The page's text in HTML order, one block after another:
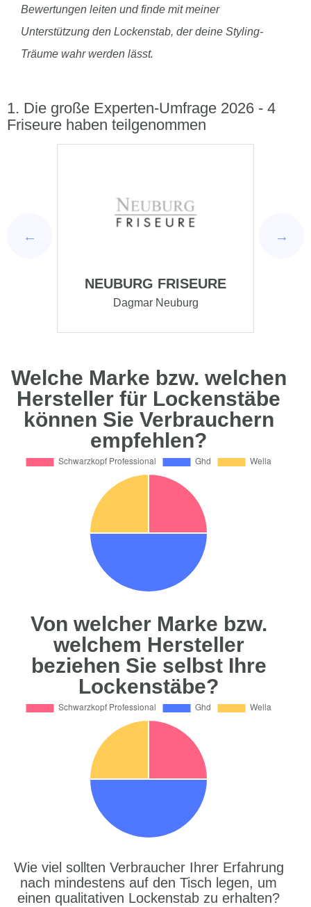
Bewertungen leiten und finde mit meiner
Unterstützung den Lockenstab, der deine Styling-
Träume wahr werden lässt.
Die große Experten-Umfrage 2026 - 4
Friseure haben teilgenommen
HAARTHERAPEUTIN
DOREEN STELZER
Welche Marke bzw. welchen
Hersteller für Lockenstäbe
können Sie Verbrauchern
empfehlen?
Von welcher Marke bzw.
welchem Hersteller
beziehen Sie selbst Ihre
Lockenstäbe?
Wie viel sollten Verbraucher Ihrer Erfahrung
nach mindestens auf den Tisch legen, um
einen qualitativen Lockenstab zu erhalten?